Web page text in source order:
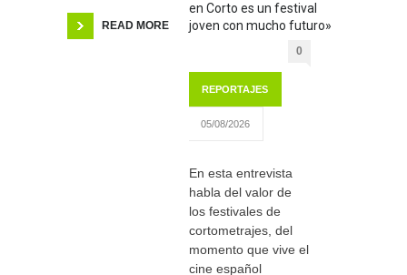
READ MORE
en Corto es un festival
joven con mucho futuro»
0
REPORTAJES
05/08/2026
En esta entrevista
habla del valor de
los festivales de
cortometrajes, del
momento que vive el
cine español